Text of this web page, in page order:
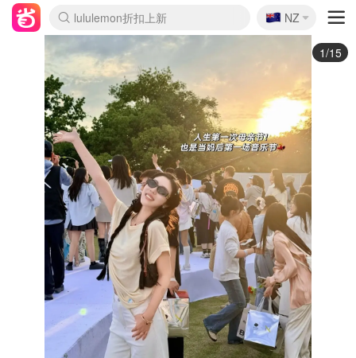
lululemon折扣上新
Sasa美妆护肤3.5折
SSENSE年中3折
FreshBeauty好价汇总
Cettire降价+叠9折
Farfetch折上8折
WWS Coles超市实拍
viagogo二手票捡漏
Myer清仓1折起
The Outnet奢牌1折起
David Jones 3折起
Flannels大牌1折
Perfumes Club护肤1折
AMIRO返校季6.2折
Oweek抽奖送Airpods
Amazon折扣汇总
eToro入金$200送$50
Amazon数码好物
ICONIC本周7.5折
ThedoubleF高奢地板价
Moose Knuckles 6折
EUFY官网3.7折起
Selenichast首饰2折
Trip机票酒店促销
YSL送5件彩妆礼
Amazon家居好物
BIGBANG巡演开票
David Jones时尚3折
Amazon美妆护肤
过敏原检测盒$33
伊索独家赠50ml沐浴露
科颜氏清仓3折
SEALIFE海洋馆门票6折
丝塔芙大白罐$16
订阅Newsletter送香薰
Cult Beauty 6.8折
Harrods圣诞日历2.3折
LN-CC奢牌私促3折
d'Alba空姐喷雾$16
EVE LOM套装逆天2折
Bernardelli独家4折
Adore Beauty 6折起
Mytheresa奢品2.7折
Luxury Escapes 9折
Currentbody美容仪9折
MOON Garden Live
ALLSAINTS美衣3折
Roborock扫地机3.7折
Tingo Life水杯$24
Valentino官网5折
CR洗发护发6.3折
🇳🇿
NZ
2/15